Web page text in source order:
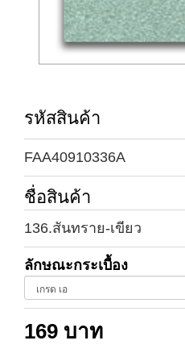
รหัสสินค้า
FAA40910336A
ชื่อสินค้า
136.สันทราย-เขียว
ลักษณะกระเบื้อง
169 บาท